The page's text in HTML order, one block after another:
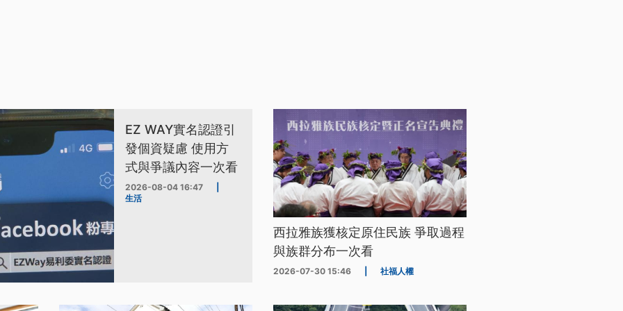
EZ WAY實名認證引
發個資疑慮 使用方
式與爭議內容一次看
2026-08-04 16:47
生活
西拉雅族獲核定原住民族 爭取過程
與族群分布一次看
2026-07-30 15:46 社福人權